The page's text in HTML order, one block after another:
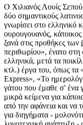
Ο Χιλιανός Λουίς
δύο σημαντικούς
γνωρίσει στο ελληνικό
ουρουγουανός,
ξανά στις προθήκες
περιθωρίου», ένατο στη
ελληνικά, μετά τα
κτλ.) έργα του, όπως
Express», «To
γάτου που έμαθε σ' ένα
μικρά κείμενα για
από την αφάνεια και να
για διηγήματα -